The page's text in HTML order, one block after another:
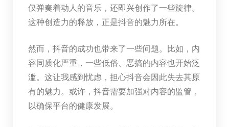
仅弹奏着动人的音乐，还即兴创作了一些旋律。
这种创造力的释放，正是抖音的魅力所在。
然而，抖音的成功也带来了一些问题。比如，内
容同质化严重，一些低俗、恶搞的内容也开始泛
滥。这让我感到忧虑，担心抖音会因此失去其原
有的魅力。或许，抖音需要加强对内容的监管，
以确保平台的健康发展。